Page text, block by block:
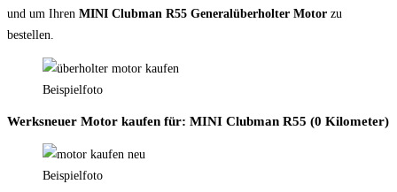
und um Ihren MINI Clubman R55 Generalüberholter Motor zu
bestellen.
Beispielfoto
Werksneuer Motor kaufen für: MINI Clubman R55 (0 Kilometer)
Beispielfoto